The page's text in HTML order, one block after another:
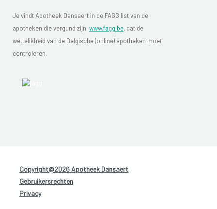
Je vindt Apotheek Dansaert in de FAGG list van de
apotheken die vergund zijn. www.fagg.be, dat de
wettelikheid van de Belgische (online) apotheken moet
controleren.
Copyright@2026 Apotheek Dansaert
Gebruikersrechten
Privacy